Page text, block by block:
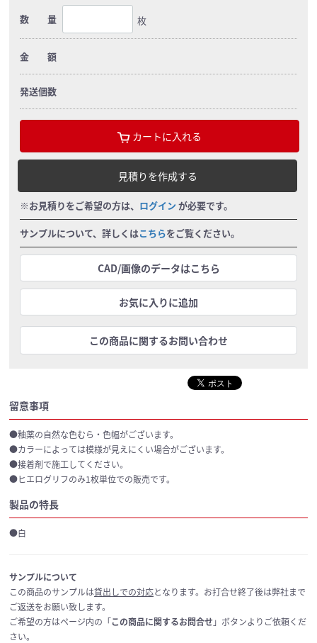
数 量
枚
金 額
発送個数
カートに入れる
見積りを作成する
※お見積りをご希望の方は、 ログイン が必要です。
サンプルについて、詳しくはこちらをご覧ください。
CAD/画像のデータはこちら
お気に入りに追加
この商品に関するお問い合わせ
留意事項
●釉薬の自然な色むら・色幅がございます。
●カラーによっては模様が見えにくい場合がございます。
●接着剤で施工してください。
●ヒエログリフのみ1枚単位での販売です。
製品の特長
●白
サンプルについて
この商品のサンプルは貸出しでの対応となります。お打合せ終了後は弊社まで
ご返送をお願い致します。
ご希望の方はページ内の「この商品に関するお問合せ 」ボタンよりご依頼くだ
さい。